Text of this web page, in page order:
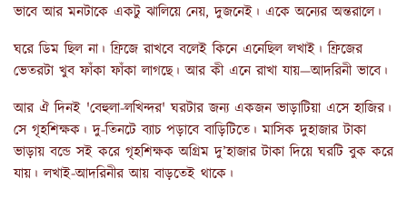
ভাবে আর মনটাকে একটু ঝালিয়ে নেয়, দুজনেই। একে অন্যের অন্তরালে।
ঘরে ডিম ছিল না। ফ্রিজে রাখবে বলেই কিনে এনেছিল লখাই। ফ্রিজের
ভেতরটা খুব ফাঁকা ফাঁকা লাগছে। আর কী এনে রাখা যায়—আদরিনী ভাবে।
আর ঐ দিনই 'বেহুলা-লখিন্দর' ঘরটার জন্য একজন ভাড়াটিয়া এসে হাজির।
সে গৃহশিক্ষক। দু-তিনটে ব্যাচ পড়াবে বাড়িটিতে। মাসিক দুহাজার টাকা
ভাড়ায় বন্ডে সই করে গৃহশিক্ষক অগ্রিম দু’হাজার টাকা দিয়ে ঘরটি বুক করে
যায়। লখাই-আদরিনীর আয় বাড়তেই থাকে।